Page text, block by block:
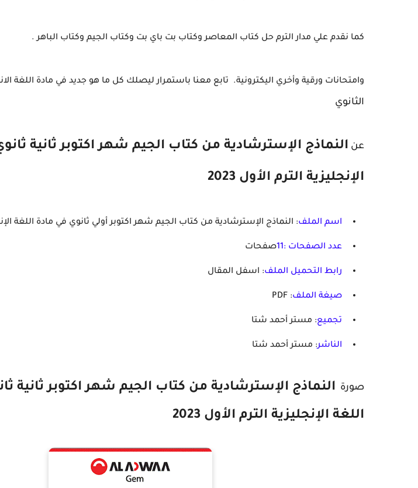
كما نقدم علي مدار الترم حل كتاب المعاصر وكتاب بت باي بت وكتاب الجيم وكتاب الباهر .
وامتحانات ورقية وأخري اليكترونية. تابع معنا باستمرار ليصلك كل ما هو جديد في مادة اللغة
الثانوي
عن النماذج الإسترشادية من كتاب الجيم شهر اكتوبر ثانية
الإنجليزية الترم الأول 2023
اسم الملف: النماذج الإسترشادية من كتاب الجيم شهر اكتوبر أولي ثانوي في مادة اللغة
عدد الصفحات :11 صفحات
رابط التحميل الملف: اسفل المقال
صيغة الملف: PDF
تجميع: مستر أحمد شتا
الناشر: مستر أحمد شتا
صورة النماذج الإسترشادية من كتاب الجيم شهر اكتوبر ثانية
اللغة الإنجليزية الترم الأول 2023